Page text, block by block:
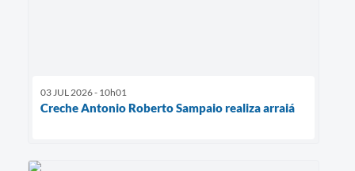
03 JUL 2026 - 10h01
Creche Antonio Roberto Sampaio realiza arraiá